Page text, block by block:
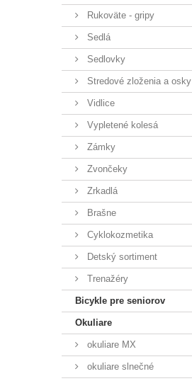
Rukoväte - gripy
Sedlá
Sedlovky
Stredové zloženia a osky
Vidlice
Vypletené kolesá
Zámky
Zvončeky
Zrkadlá
Brašne
Cyklokozmetika
Detský sortiment
Trenažéry
Bicykle pre seniorov
Okuliare
okuliare MX
okuliare slnečné